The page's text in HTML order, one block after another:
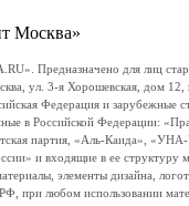
Москва»
Предназначено для лиц
ул. 3-я Хорошевская, дом
Федерация и
в Российской
партия, «Аль-Каида»,
и входящие в ее структуру
элементы дизайна,
при любом использовании